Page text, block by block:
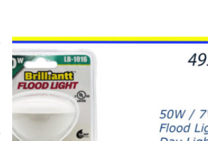
49530
-
BOMBILLA
FLOOD
50W/7
quantity